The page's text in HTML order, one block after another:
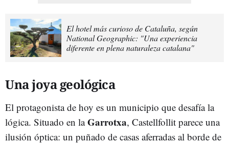
El hotel más curioso de Cataluña, según
National Geographic: "Una experiencia
diferente en plena naturaleza catalana"
Una joya geológica
El protagonista de hoy es un municipio que desafía la
lógica. Situado en laGarrotxa, Castellfollit parece una
ilusión óptica: un puñado de casas aferradas al borde de